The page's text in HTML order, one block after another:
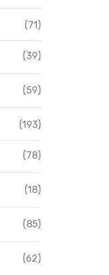
(71)
(39)
(59)
(193)
(78)
(18)
(85)
(62)